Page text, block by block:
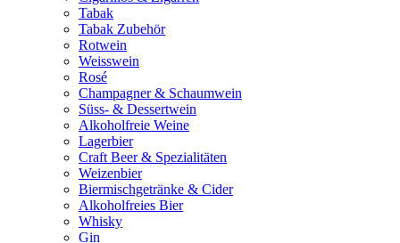
Tabak
Tabak Zubehör
Rotwein
Weisswein
Rosé
Champagner & Schaumwein
Süss- & Dessertwein
Alkoholfreie Weine
Lagerbier
Craft Beer & Spezialitäten
Weizenbier
Biermischgetränke & Cider
Alkoholfreies Bier
Whisky
Gin